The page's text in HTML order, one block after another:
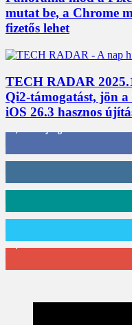
mutat be, a Chrome
fizetős lehet
TECH RADAR
Qi2-támogatást, jön a
iOS 26.3 hasznos